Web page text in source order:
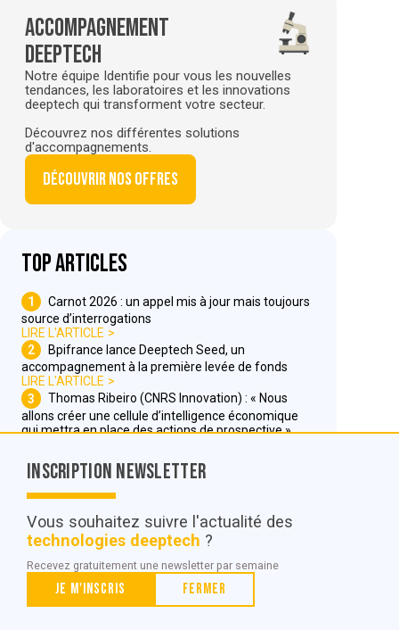
Accompagnement
deeptech
Notre équipe Identifie pour vous les nouvelles
tendances, les laboratoires et les innovations
deeptech qui transforment votre secteur.
Découvrez nos différentes solutions
d'accompagnements.
Découvrir nos offres
Top articles
1
Carnot 2026 : un appel mis à jour mais toujours
source d’interrogations
LIRE L'ARTICLE
2
Bpifrance lance Deeptech Seed, un
accompagnement à la première levée de fonds
LIRE L'ARTICLE
3
Thomas Ribeiro (CNRS Innovation) : « Nous
allons créer une cellule d’intelligence économique
qui mettra en place des actions de prospective »
© POC Media 2026
Tous droits réservés.
Qui sommes nous ?
Mentions légales
Inscription Newsletter
Vous souhaitez suivre l'actualité des
technologies deeptech ?
Recevez gratuitement une newsletter par semaine
Je m'inscris Fermer